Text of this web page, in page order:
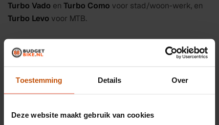
Toestemming Details Over
Deze website maakt gebruik van cookies
Turbo Vado en Turbo Como voor stad/woon-werk, en
Turbo Levo voor MTB.
Tweedehands Specialized
zijn populair op de tweedehands markt. Bij Budget Bike
checken we elke Specialized grondig.